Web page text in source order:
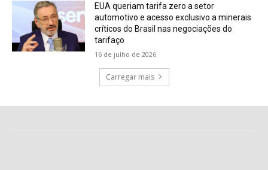
EUA queriam tarifa zero a setor
automotivo e acesso exclusivo a minerais
críticos do Brasil nas negociações do
tarifaço
16 de julho de 2026
Carregar mais